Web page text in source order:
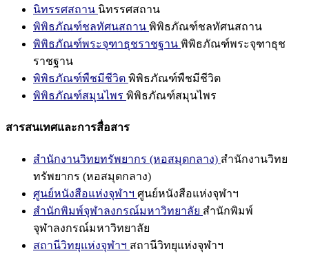
นิทรรศสถาน นิทรรศสถาน
พิพิธภัณฑ์ชลทัศนสถาน พิพิธภัณฑ์ชลทัศนสถาน
พิพิธภัณฑ์พระจุฑาธุชราชฐาน พิพิธภัณฑ์พระจุฑาธุช
ราชฐาน
พิพิธภัณฑ์พืชมีชีวิต พิพิธภัณฑ์พืชมีชีวิต
พิพิธภัณฑ์สมุนไพร พิพิธภัณฑ์สมุนไพร
สารสนเทศและการสื่อสาร
สำนักงานวิทยทรัพยากร (หอสมุดกลาง) สำนักงานวิทย
ทรัพยากร (หอสมุดกลาง)
ศูนย์หนังสือแห่งจุฬาฯ ศูนย์หนังสือแห่งจุฬาฯ
สำนักพิมพ์จุฬาลงกรณ์มหาวิทยาลัย สำนักพิมพ์
จุฬาลงกรณ์มหาวิทยาลัย
สถานีวิทยุแห่งจุฬาฯ สถานีวิทยุแห่งจุฬาฯ